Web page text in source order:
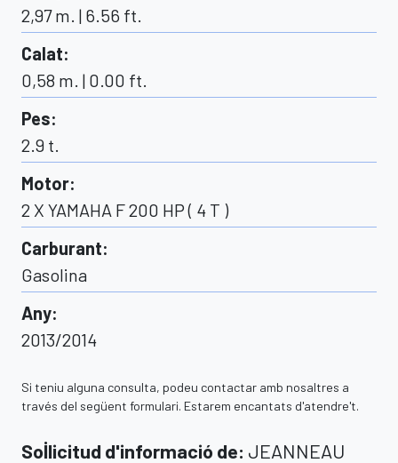
2,97 m. | 6.56 ft.
Calat:
0,58 m. | 0.00 ft.
Pes:
2.9 t.
Motor:
2 X YAMAHA F 200 HP ( 4 T )
Carburant:
Gasolina
Any:
2013/2014
Si teniu alguna consulta, podeu contactar amb nosaltres a
través del següent formulari. Estarem encantats d'atendre't.
Sol·licitud d'informació de: JEANNEAU